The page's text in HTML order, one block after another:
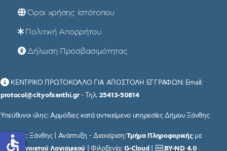
Όροι χρήσης Ιστότοπου
Πολιτική Απορρήτου
Δήλωση Προσβασιμότητας
ΚΕΝΤΡΙΚΟ ΠΡΩΤΟΚΟΛΛΟ ΓΙΑ ΑΠΟΣΤΟΛΗ ΕΓΓΡΑΦΩΝ: Email:
protocol@cityofxanthi.gr- Τηλ. 25413-50814
Υπεύθυνοι ύλης: Αρμόδιες κατά αντικείμενο υπηρεσίες Δήμου Ξάνθης
© Δήμος Ξάνθης | Ανάπτυξη - Διαχείριση:Τμήμα Πληροφορικήςμε
χρήση
Ανοικτού Λογισμικού | Φιλοξενία: G-Cloud BY-ND 4.0
accessible